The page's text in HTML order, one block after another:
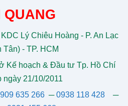
QUANG
Lý Chiêu Hoàng - P. An Lạc
Tân) - TP. HCM
Kế hoạch & Đầu tư Tp. Hồ Chí
ngày 21/10/2011
635 266─0938 118 428─